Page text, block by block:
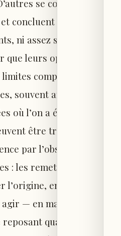
se comparent
concluent qu’ils ne
ni assez séduisants, ni
que leurs opinions,
comptent
souvent ancrées dans
où l’on a été traité
être transformées.
par l’observation
: les remettre en
en vérifier la
— en mangeant
quand on est